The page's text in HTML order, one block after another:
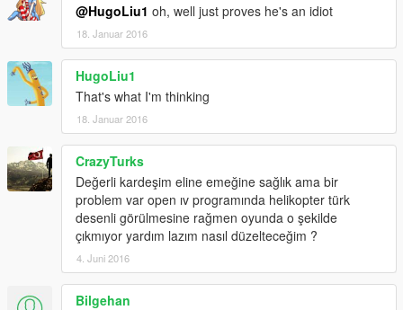
@HugoLiu1 oh, well just proves he's an idiot
18. Januar 2016
HugoLiu1
That's what I'm thinking
18. Januar 2016
CrazyTurks
Değerli kardeşim eline emeğine sağlık ama bir
problem var open ıv programında helikopter türk
desenli görülmesine rağmen oyunda o şekilde
çıkmıyor yardım lazım nasıl düzelteceğim ?
4. Juni 2016
Bilgehan